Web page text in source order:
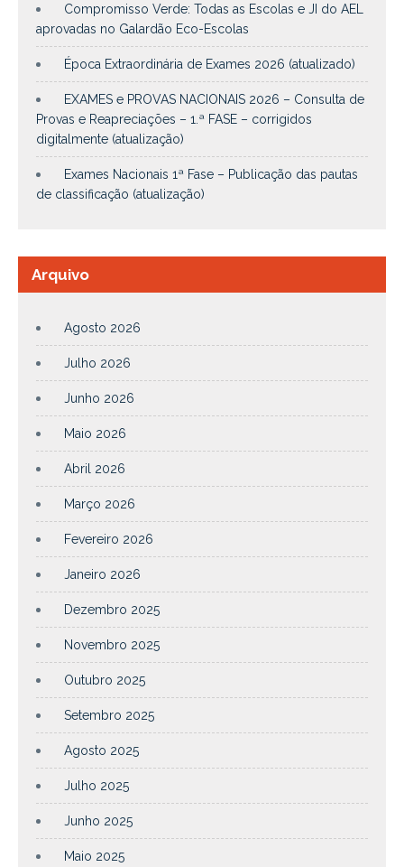
Compromisso Verde: Todas as Escolas e JI do AEL
aprovadas no Galardão Eco-Escolas
Época Extraordinária de Exames 2026 (atualizado)
EXAMES e PROVAS NACIONAIS 2026 – Consulta de
Provas e Reapreciações – 1.ª FASE – corrigidos
digitalmente (atualização)
Exames Nacionais 1ª Fase – Publicação das pautas
de classificação (atualização)
Arquivo
Agosto 2026
Julho 2026
Junho 2026
Maio 2026
Abril 2026
Março 2026
Fevereiro 2026
Janeiro 2026
Dezembro 2025
Novembro 2025
Outubro 2025
Setembro 2025
Agosto 2025
Julho 2025
Junho 2025
Maio 2025